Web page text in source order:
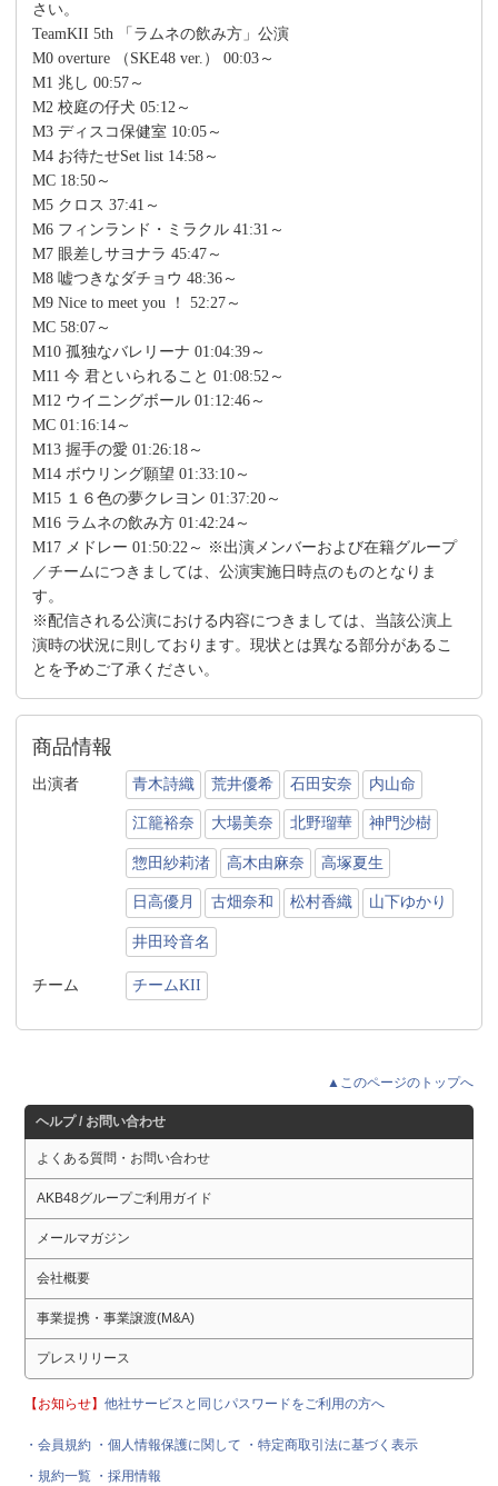
さい。
TeamKII 5th 「ラムネの飲み方」公演
M0 overture （SKE48 ver.） 00:03～
M1 兆し 00:57～
M2 校庭の仔犬 05:12～
M3 ディスコ保健室 10:05～
M4 お待たせSet list 14:58～
MC 18:50～
M5 クロス 37:41～
M6 フィンランド・ミラクル 41:31～
M7 眼差しサヨナラ 45:47～
M8 嘘つきなダチョウ 48:36～
M9 Nice to meet you ！ 52:27～
MC 58:07～
M10 孤独なバレリーナ 01:04:39～
M11 今 君といられること 01:08:52～
M12 ウイニングボール 01:12:46～
MC 01:16:14～
M13 握手の愛 01:26:18～
M14 ボウリング願望 01:33:10～
M15 １６色の夢クレヨン 01:37:20～
M16 ラムネの飲み方 01:42:24～
M17 メドレー 01:50:22～ ※出演メンバーおよび在籍グループ
／チームにつきましては、公演実施日時点のものとなりま
す。
※配信される公演における内容につきましては、当該公演上
演時の状況に則しております。現状とは異なる部分があるこ
とを予めご了承ください。
商品情報
出演者 青木詩織 荒井優希 石田安奈 内山命
江籠裕奈 大場美奈 北野瑠華 神門沙樹
惣田紗莉渚 高木由麻奈 高塚夏生
日高優月 古畑奈和 松村香織 山下ゆかり
井田玲音名
チーム チームKII
▲このページのトップへ
ヘルプ / お問い合わせ
よくある質問・お問い合わせ
AKB48グループご利用ガイド
メールマガジン
会社概要
事業提携・事業譲渡(M&A)
プレスリリース
【お知らせ】他社サービスと同じパスワードをご利用の方へ
・会員規約 ・個人情報保護に関して
・特定商取引法に基づく表示
・規約一覧 ・採用情報